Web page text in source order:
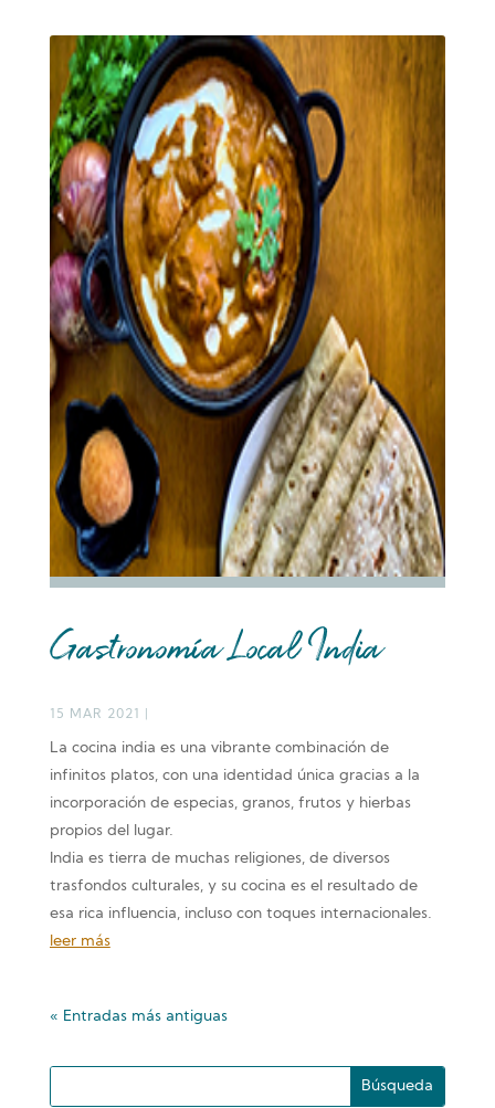
Gastronomía Local India
15 MAR 2021
La cocina india es una vibrante combinación de
infinitos platos, con una identidad única gracias a la
incorporación de especias, granos, frutos y hierbas
propios del lugar.
India es tierra de muchas religiones, de diversos
trasfondos culturales, y su cocina es el resultado de
esa rica influencia, incluso con toques internacionales.
leer más
« Entradas más antiguas